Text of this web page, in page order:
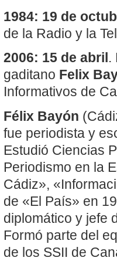
1984: 19 de
de la Radio y la
2006: 15 de abril .
gaditano Felix
Informativos de
Félix Bayón
fue periodista y
Estudió Ciencias
Periodismo en la
Cádiz»,
de «El País» en
diplomático y jefe
Formó parte del
de los SSII de